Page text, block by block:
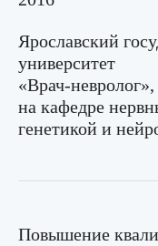
Ярославский
университет
«Врач-
на кафедре
генетикой и
Повышение